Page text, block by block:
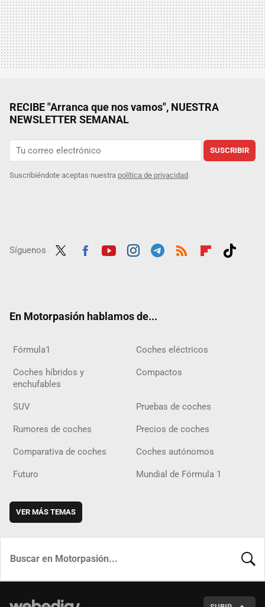
RECIBE "Arranca que nos vamos", NUESTRA
NEWSLETTER SEMANAL
SUSCRIBIR
Suscribiéndote aceptas nuestra política de privacidad
Síguenos
En Motorpasión hablamos de...
Fórmula1 Coches eléctricos
Coches híbridos y
enchufables
Compactos
SUV Pruebas de coches
Rumores de coches Precios de coches
Comparativa de coches Coches autónomos
Futuro Mundial de Fórmula 1
VER MÁS TEMAS